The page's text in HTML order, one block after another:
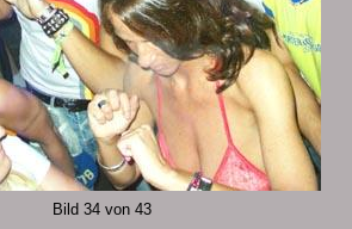
Bild 34 von 43